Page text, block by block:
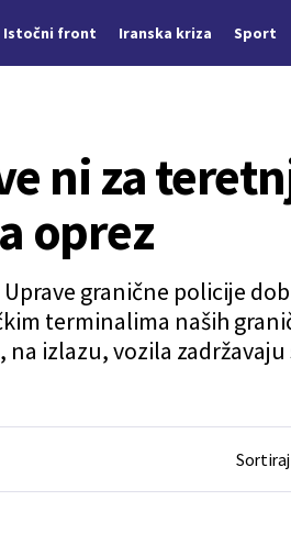
Istočni front Iranska kriza Sport
ni za
oprez
granične policije
terminalima naših
izlazu, vozila